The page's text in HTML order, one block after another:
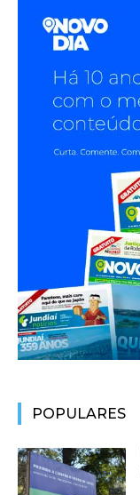
POPULARES